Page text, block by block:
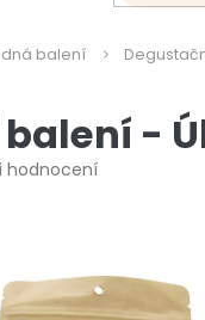
balení
-
hodnocení